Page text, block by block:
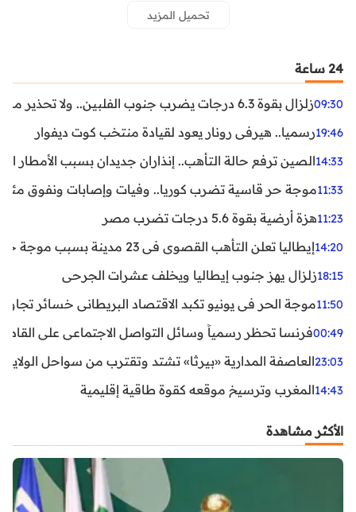
تحميل المزيد
24 ساعة
09:30زلزال بقوة 6.3 درجات يضرب جنوب الفلبين.. ولا تحذير من تسونامي حتى الآن
19:46رسميا.. هيرفي رونار يعود لقيادة منتخب كوت ديفوار
14:33الصين ترفع حالة التأهب.. إنذاران جديدان بسبب الأمطار
11:33موجة حر قاسية تضرب كوريا.. وفيات وإصابات ونفوق مئات
11:23هزة أرضية بقوة 5.6 درجات تضرب مصر
14:20إيطاليا تعلن التأهب القصوى في 23 مدينة بسبب موجة حر شديدة
18:15زلزال يهز جنوب إيطاليا ويخلف عشرات الجرحى
11:50موجة الحر في يونيو تكبد الاقتصاد البريطاني خسائر تجاوزت 1.5 مليار
00:49فرنسا تحظر رسمياً وسائل التواصل الاجتماعي على القاصرين
23:03العاصفة المدارية «بيرثا» تشتد وتقترب من سواحل
14:43المغرب وترسيخ موقعه كقوة طاقية إقليمية
الأكثر مشاهدة